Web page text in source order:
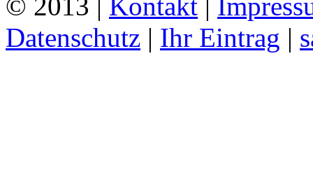
© 2013 | Kontakt |
Datenschutz | Ihr Eintrag |